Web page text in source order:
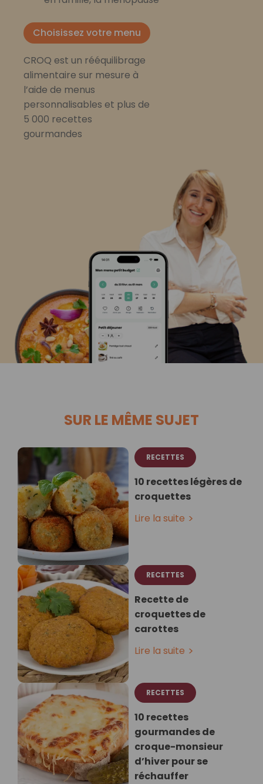
Choisissez votre menu
CROQ est un rééquilibrage
alimentaire sur mesure à
l’aide de menus
personnalisables et plus de
5 000 recettes
gourmandes
SUR LE MÊME SUJET
RECETTES
10 recettes légères de
croquettes
Lire la suite
RECETTES
Recette de
croquettes de
carottes
Lire la suite
RECETTES
10 recettes
gourmandes de
croque-monsieur
d’hiver pour se
réchauffer